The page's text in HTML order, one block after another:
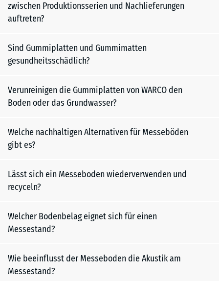
zwischen Produktionsserien und Nachlieferungen
auftreten?
Sind Gummiplatten und Gummimatten
gesundheitsschädlich?
Verunreinigen die Gummiplatten von WARCO den
Boden oder das Grundwasser?
Welche nachhaltigen Alternativen für Messeböden
gibt es?
Lässt sich ein Messeboden wiederverwenden und
recyceln?
Welcher Bodenbelag eignet sich für einen
Messestand?
Wie beeinflusst der Messeboden die Akustik am
Messestand?